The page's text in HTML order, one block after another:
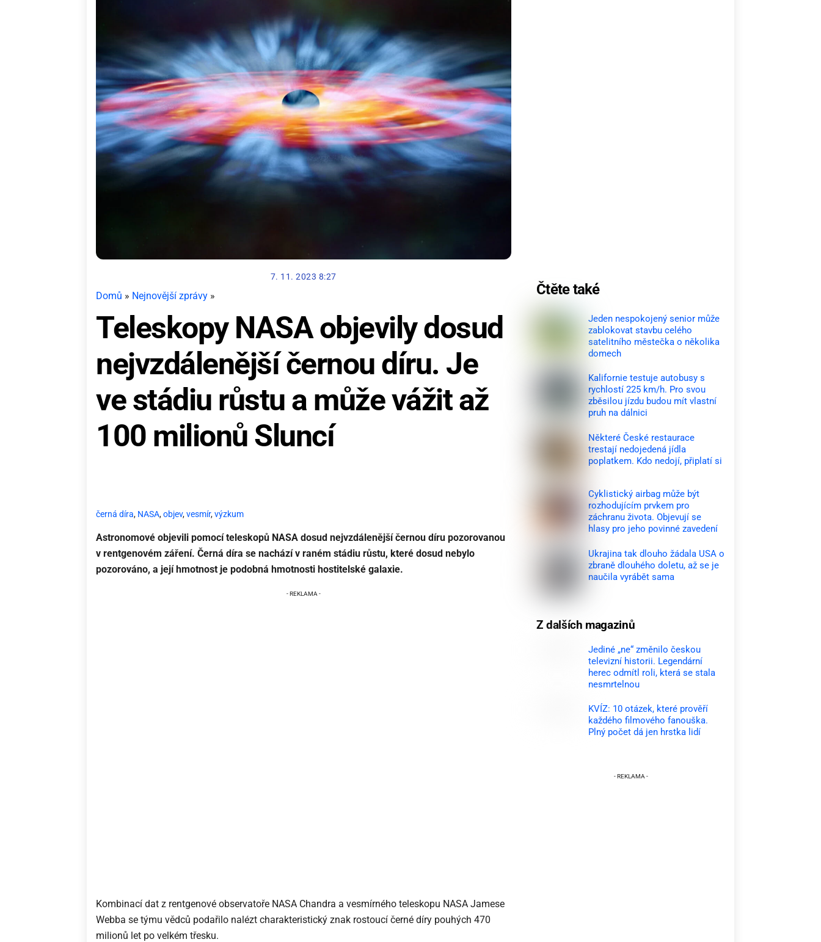
7. 11. 2023 8:27
Domů » Nejnovější zprávy »
Teleskopy NASA objevily dosud
nejvzdálenější černou díru. Je
ve stádiu růstu a může vážit až
100 milionů Sluncí
černá díra, NASA,objev,vesmír,výzkum
Astronomové objevili pomocí teleskopů NASA dosud nejvzdálenější černou díru pozorovanou
v rentgenovém záření. Černá díra se nachází v raném stádiu růstu, které dosud nebylo
pozorováno, a její hmotnost je podobná hmotnosti hostitelské galaxie.
Kombinací dat z rentgenové observatoře NASA Chandra a vesmírného teleskopu NASA Jamese
Webba se týmu vědců podařilo nalézt charakteristický znak rostoucí černé díry pouhých 470
milionů let po velkém třesku.
Čtěte také
Jeden nespokojený senior může
zablokovat stavbu celého
satelitního městečka o několika
domech
Kalifornie testuje autobusy s
rychlostí 225 km/h. Pro svou
zběsilou jízdu budou mít vlastní
pruh na dálnici
Některé České restaurace
trestají nedojedená jídla
poplatkem. Kdo nedojí, připlatí si
Cyklistický airbag může být
rozhodujícím prvkem pro
záchranu života. Objevují se
hlasy pro jeho povinné zavedení
Ukrajina tak dlouho žádala USA o
zbraně dlouhého doletu, až se je
naučila vyrábět sama
Z dalších magazinů
Jediné „ne“ změnilo českou
televizní historii. Legendární
herec odmítl roli, která se stala
nesmrtelnou
KVÍZ: 10 otázek, které prověří
každého filmového fanouška.
Plný počet dá jen hrstka lidí